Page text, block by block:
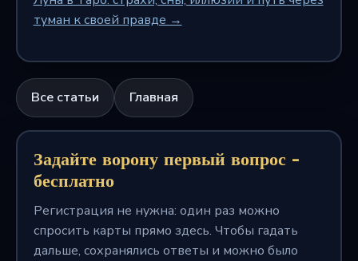
туман к своей правде →
Все статьи Главная
Задайте ворону первый вопрос -
бесплатно
Регистрация не нужна: один раз можно
спросить карты прямо здесь. Чтобы гадать
дальше, сохранялись ответы и можно было